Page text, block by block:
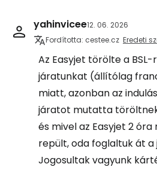
yahinvicee12. 06. 2026
Fordította: cestee.cz Eredeti
Az Easyjet törölte a
járatunkat (állítólag
miatt, azonban az
járatot mutatta
és mivel az Easyjet 2
repült, oda foglaltuk át a
Jogosultak vagyunk